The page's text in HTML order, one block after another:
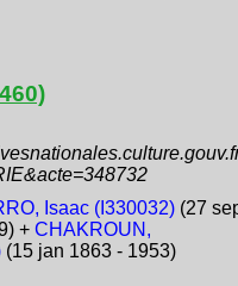
Isaac (I330032)(27
+ CHAKROUN,
(15 jan 1863 - 1953)